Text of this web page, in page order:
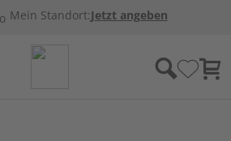
Mein Standort:Jetzt angeben